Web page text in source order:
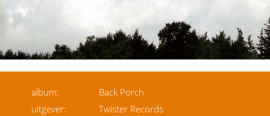
album:
uitgever:
Back Porch
Twister Records